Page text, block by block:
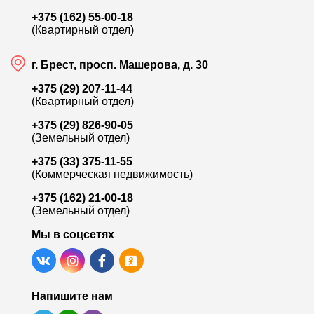
+375 (162) 55-00-18
(Квартирный отдел)
г. Брест, просп. Машерова, д. 30
+375 (29) 207-11-44
(Квартирный отдел)
+375 (29) 826-90-05
(Земельный отдел)
+375 (33) 375-11-55
(Коммерческая недвижимость)
+375 (162) 21-00-18
(Земельный отдел)
Мы в соцсетях
Напишите нам